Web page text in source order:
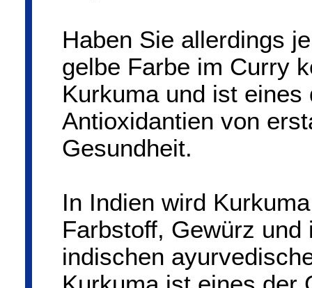
Haben Sie allerdings
gelbe Farbe im Curry
Kurkuma und ist
Antioxidantien von
Gesundheit.
In Indien wird
Farbstoff, Gewürz
indischen